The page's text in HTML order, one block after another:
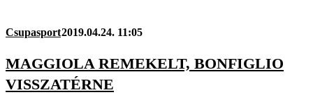
Csupasport2019.04.24. 11:05
MAGGIOLA REMEKELT, BONFIGLIO
VISSZATÉRNE